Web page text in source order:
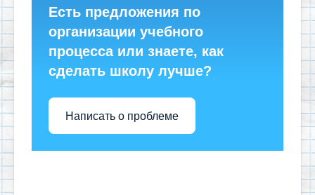
Есть предложения по
организации учебного
процесса или знаете, как
сделать школу лучше?
Написать о проблеме